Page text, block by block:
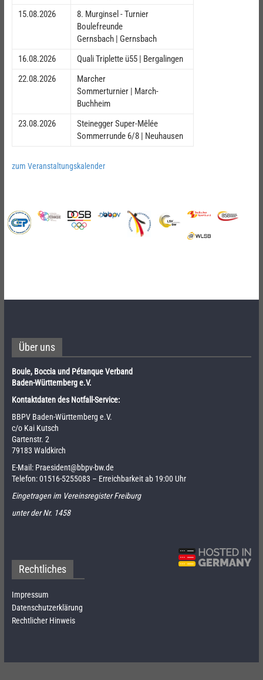
15.08.2026
8. Murginsel - Turnier
Boulefreunde
Gernsbach | Gernsbach
16.08.2026
Quali Triplette ü55 | Bergalingen
22.08.2026
Marcher
Sommerturnier | March-
Buchheim
23.08.2026
Steinegger Super-Mêlée
Sommerrunde 6/8 | Neuhausen
zum Veranstaltungskalender
Über uns
Boule, Boccia und Pétanque Verband
Baden-Württemberg e.V.
Kontaktdaten des Notfall-Service:
BBPV Baden-Württemberg e.V.
c/o Kai Kutsch
Gartenstr. 2
79183 Waldkirch
E-Mail: Praesident@bbpv-bw.de
Telefon:01516-5255083 – Erreichbarkeit ab 19:00 Uhr
Eingetragen im Vereinsregister Freiburg
unter der Nr. 1458
Rechtliches
Impressum
Datenschutzerklärung
Rechtlicher Hinweis